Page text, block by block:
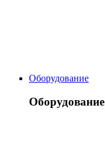
Оборудование
Оборудование